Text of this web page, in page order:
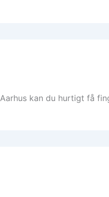
kan du hurtigt få